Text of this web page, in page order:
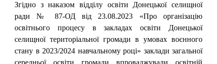
Згідно з наказом відділу освіти Донецької селищної
ради № 87-ОД від 23.08.2023 «Про організацію
освітнього процесу в закладах освіти Донецької
селищної територіальної громади в умовах воєнного
стану в 2023/2024 навчальному році» заклади загальної